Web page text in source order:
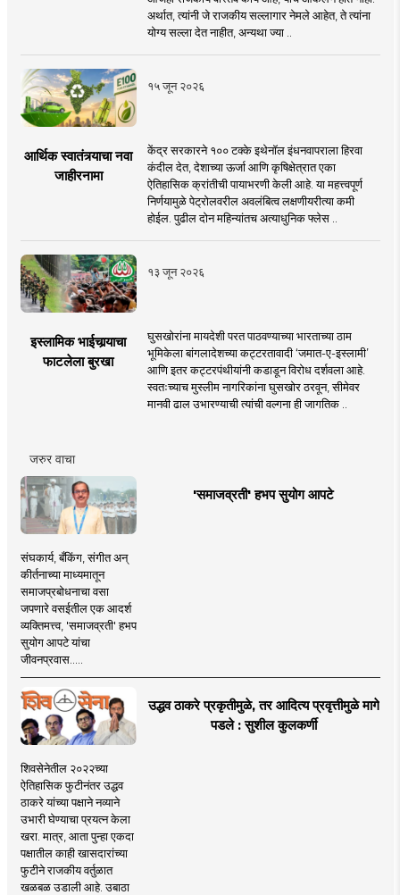
अर्थात, त्यांनी जे राजकीय सल्लागार नेमले आहेत, ते त्यांना
योग्य सल्ला देत नाहीत, अन्यथा ज्या ..
१५ जून २०२६
आर्थिक स्वातंत्र्याचा नवा
जाहीरनामा
केंद्र सरकारने १०० टक्के इथेनॉल इंधनवापराला हिरवा
कंदील देत, देशाच्या ऊर्जा आणि कृषिक्षेत्रात एका
ऐतिहासिक क्रांतीची पायाभरणी केली आहे. या महत्त्वपूर्ण
निर्णयामुळे पेट्रोलवरील अवलंबित्व लक्षणीयरीत्या कमी
होईल. पुढील दोन महिन्यांतच अत्याधुनिक फ्लेस ..
१३ जून २०२६
इस्लामिक भाईचार्‍याचा
फाटलेला बुरखा
घुसखोरांना मायदेशी परत पाठवण्याच्या भारताच्या ठाम
भूमिकेला बांगलादेशच्या कट्टरतावादी ‘जमात-ए-इस्लामी’
आणि इतर कट्टरपंथीयांनी कडाडून विरोध दर्शवला आहे.
स्वतःच्याच मुस्लीम नागरिकांना घुसखोर ठरवून, सीमेवर
मानवी ढाल उभारण्याची त्यांची वल्गना ही जागतिक ..
जरुर वाचा
'समाजव्रती' हभप सुयोग आपटे
संघकार्य, बँकिंग, संगीत अन्
कीर्तनाच्या माध्यमातून
समाजप्रबोधनाचा वसा
जपणारे वसईतील एक आदर्श
व्यक्तिमत्त्व, 'समाजव्रती' हभप
सुयोग आपटे यांचा
जीवनप्रवास.....
उद्धव ठाकरे प्रकृतीमुळे, तर आदित्य प्रवृत्तीमुळे मागे
पडले : सुशील कुलकर्णी
शिवसेनेतील २०२२च्या
ऐतिहासिक फुटीनंतर उद्धव
ठाकरे यांच्या पक्षाने नव्याने
उभारी घेण्याचा प्रयत्न केला
खरा. मात्र, आता पुन्हा एकदा
पक्षातील काही खासदारांच्या
फुटीने राजकीय वर्तुळात
खळबळ उडाली आहे. उबाठा